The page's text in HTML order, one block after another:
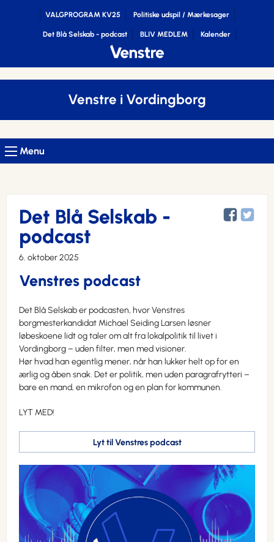
VALGPROGRAM KV25 Politiske udspil / Mærkesager
Det Blå Selskab - podcast BLIV MEDLEM Kalender
Venstre i Vordingborg
Menu
Det Blå Selskab -
podcast
6. oktober 2025
Venstres podcast
Det Blå Selskab er podcasten, hvor Venstres
borgmesterkandidat Michael Seiding Larsen løsner
løbeskoene lidt og taler om alt fra lokalpolitik til livet i
Vordingborg – uden filter, men med visioner.
Hør hvad han egentlig mener, når han lukker helt op for en
ærlig og åben snak. Det er politik, men uden paragrafrytteri –
bare en mand, en mikrofon og en plan for kommunen.
LYT MED!
Lyt til Venstres podcast